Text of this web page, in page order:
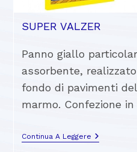
SUPER VALZER
Panno giallo
assorbente,
fondo di pavimenti
marmo. Confezione
Continua A Leggere